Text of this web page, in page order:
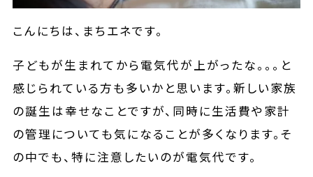
こんにちは、まちエネです。
子どもが生まれてから電気代が上がったな。。。と
感じられている方も多いかと思います。新しい家族
の誕生は幸せなことですが、同時に生活費や家計
の管理についても気になることが多くなります。そ
の中でも、特に注意したいのが電気代です。